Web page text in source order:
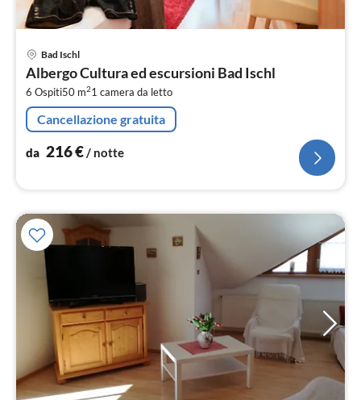
Bad Ischl
Albergo Cultura ed escursioni Bad Ischl
6 Ospiti50 m21 camera da letto
Cancellazione gratuita
da 216€/ notte